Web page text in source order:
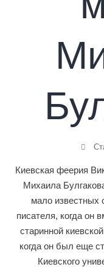
Киевская феерия
Михаила
мало известных
писателя, когда он
старинной
когда он был еще
Киевского